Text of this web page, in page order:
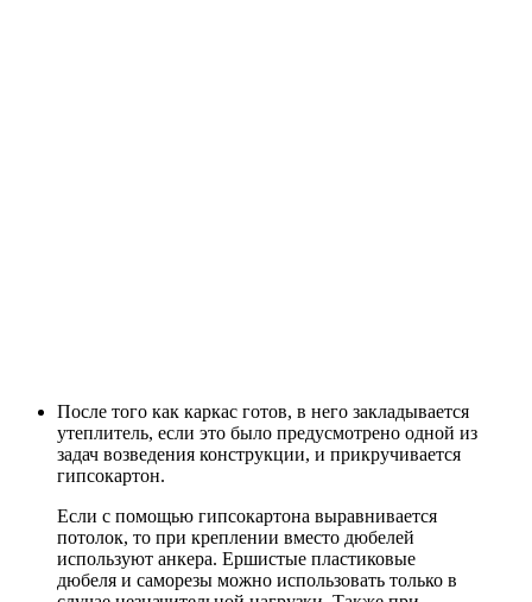
После того как каркас готов, в него закладывается
утеплитель, если это было предусмотрено одной из
задач возведения конструкции, и прикручивается
гипсокартон.
Если с помощью гипсокартона выравнивается
потолок, то при креплении вместо дюбелей
используют анкера. Ершистые пластиковые
дюбеля и саморезы можно использовать только в